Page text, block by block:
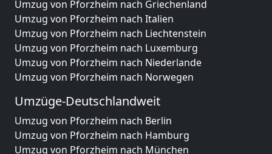
Umzug von Pforzheim nach Griechenland
Umzug von Pforzheim nach Italien
Umzug von Pforzheim nach Liechtenstein
Umzug von Pforzheim nach Luxemburg
Umzug von Pforzheim nach Niederlande
Umzug von Pforzheim nach Norwegen
Umzüge-Deutschlandweit
Umzug von Pforzheim nach Berlin
Umzug von Pforzheim nach Hamburg
Umzug von Pforzheim nach München